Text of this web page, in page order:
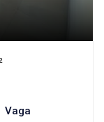
Vaga